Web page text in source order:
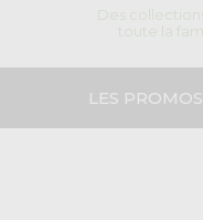
Des
toute la
LES